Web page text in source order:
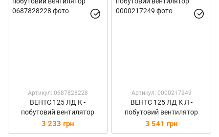
Артикул: 0687828228
ВЕНТС 125 ЛД К -
побутовий вентилятор
3 233 грн
Артикул: 0000217249
ВЕНТС 125 ЛД К Л -
побутовий вентилятор
3 541 грн